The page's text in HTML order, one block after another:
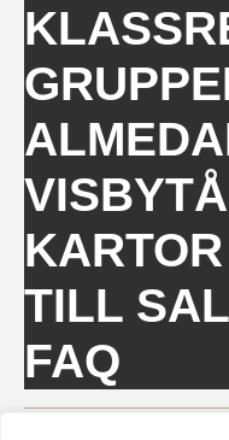
KARTOR
TILL
FAQ